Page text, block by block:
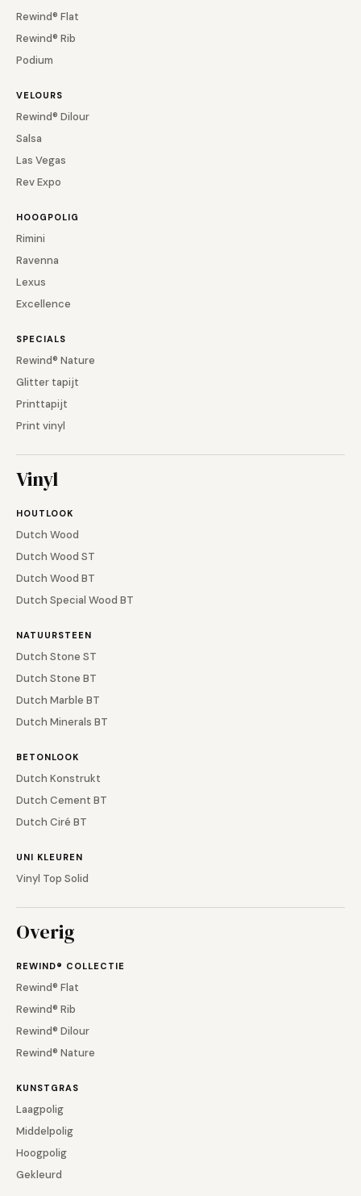
Rewind® Flat
Rewind® Rib
Podium
VELOURS
Rewind® Dilour
Salsa
Las Vegas
Rev Expo
HOOGPOLIG
Rimini
Ravenna
Lexus
Excellence
SPECIALS
Rewind® Nature
Glitter tapijt
Printtapijt
Print vinyl
Vinyl
HOUTLOOK
Dutch Wood
Dutch Wood ST
Dutch Wood BT
Dutch Special Wood BT
NATUURSTEEN
Dutch Stone ST
Dutch Stone BT
Dutch Marble BT
Dutch Minerals BT
BETONLOOK
Dutch Konstrukt
Dutch Cement BT
Dutch Ciré BT
UNI KLEUREN
Vinyl Top Solid
Overig
REWIND® COLLECTIE
Rewind® Flat
Rewind® Rib
Rewind® Dilour
Rewind® Nature
KUNSTGRAS
Laagpolig
Middelpolig
Hoogpolig
Gekleurd